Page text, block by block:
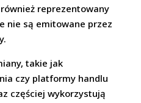
reprezentowany
nie są emitowane przez
takie jak
czy platformy handlu
częściej wykorzystują